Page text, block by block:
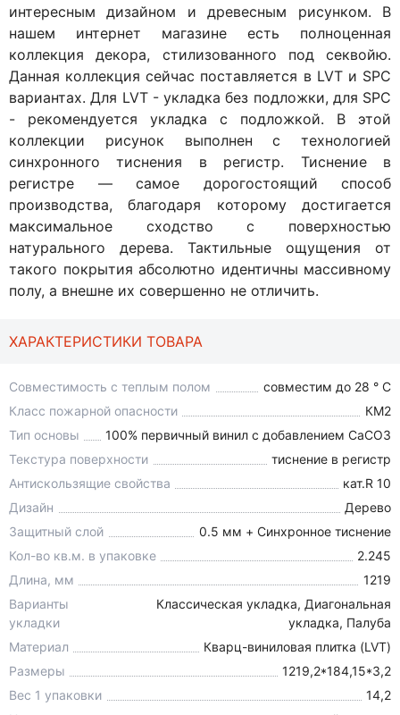
интересным дизайном и древесным рисунком. В
нашем интернет магазине есть полноценная
коллекция декора, стилизованного под секвойю.
Данная коллекция сейчас поставляется в LVT и SPC
вариантах. Для LVT - укладка без подложки, для SPC
- рекомендуется укладка с подложкой. В этой
коллекции рисунок выполнен с технологией
синхронного тиснения в регистр. Тиснение в
регистре — самое дорогостоящий способ
производства, благодаря которому достигается
максимальное сходство с поверхностью
натурального дерева. Тактильные ощущения от
такого покрытия абсолютно идентичны массивному
полу, а внешне их совершенно не отличить.
ХАРАКТЕРИСТИКИ ТОВАРА
Совместимость с теплым полом
совместим до 28 ° C
Класс пожарной опасности
КМ2
Тип основы
100% первичный винил с добавлением СаСО3
Текстура поверхности
тиснение в регистр
Антискользящие свойства
кат.R 10
Дизайн
Дерево
Защитный слой
0.5 мм + Cинхронное тиснение
Кол-во кв.м. в упаковке
2.245
Длина, мм
1219
Варианты
укладки
Классическая укладка, Диагональная
укладка, Палуба
Материал
Кварц-виниловая плитка (LVT)
Размеры
1219,2*184,15*3,2
Вес 1 упаковки
14,2